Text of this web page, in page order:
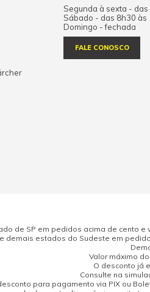
Segunda à sexta -
Sábado - das 8h30 às
Domingo - fechada
FALE CONOSCO
de SP em pedidos acima de cento
demais estados do Sudeste em
Valor máximo
O desconto já
Consulte na
para pagamento via PIX ou